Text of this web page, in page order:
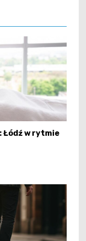
Łódź w rytmie